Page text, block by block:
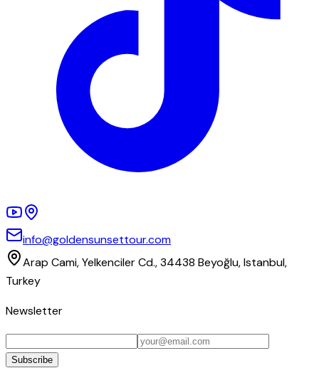
info@goldensunsettour.com
Arap Cami, Yelkenciler Cd., 34438 Beyoğlu, Istanbul,
Turkey
Newsletter
Subscribe